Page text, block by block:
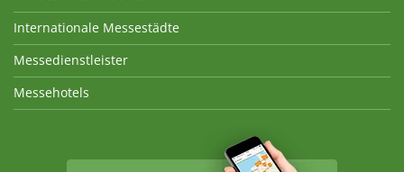
Internationale Messestädte
Messedienstleister
Messehotels